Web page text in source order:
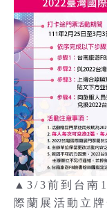
▲3/3前到台南
際蘭展活動立